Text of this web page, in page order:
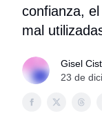
confianza,
mal
Gisel
23 de